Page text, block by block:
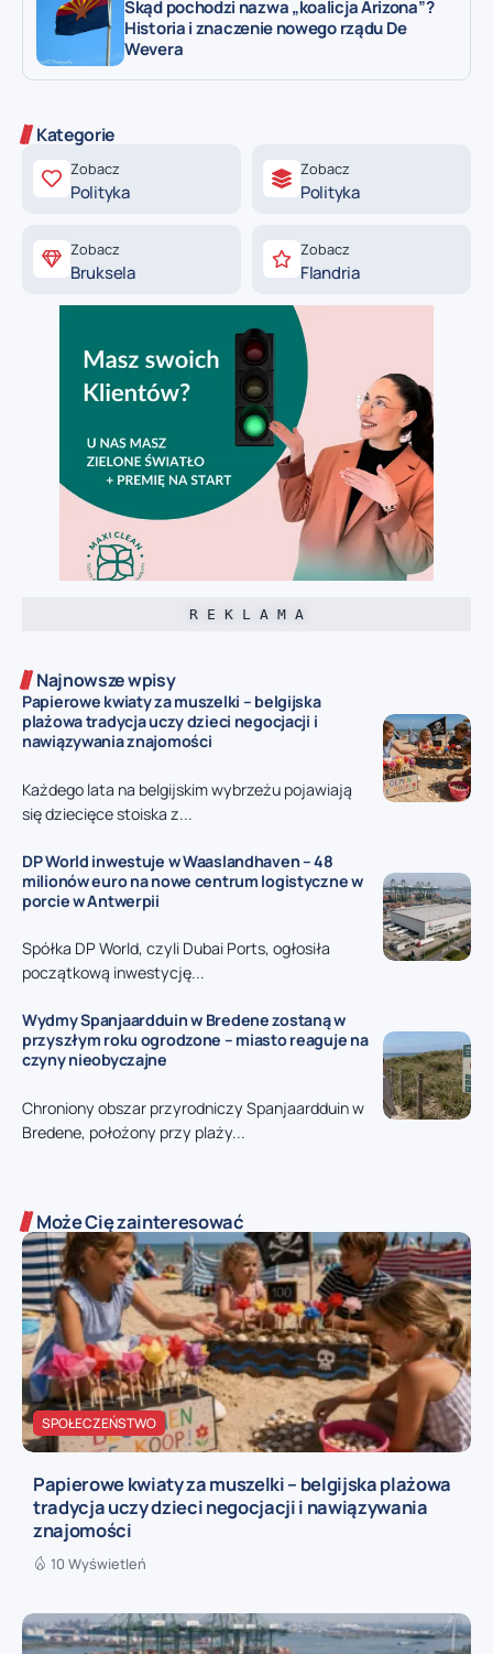
Skąd pochodzi nazwa „koalicja Arizona”?
Historia i znaczenie nowego rządu De
Wevera
Kategorie
Zobacz
Polityka
Zobacz
Polityka
Zobacz
Bruksela
Zobacz
Flandria
R E K L A M A
Najnowsze wpisy
Papierowe kwiaty za muszelki – belgijska
plażowa tradycja uczy dzieci negocjacji i
nawiązywania znajomości
Każdego lata na belgijskim wybrzeżu pojawiają
się dziecięce stoiska z...
DP World inwestuje w Waaslandhaven – 48
milionów euro na nowe centrum logistyczne w
porcie w Antwerpii
Spółka DP World, czyli Dubai Ports, ogłosiła
początkową inwestycję...
Wydmy Spanjaardduin w Bredene zostaną w
przyszłym roku ogrodzone – miasto reaguje na
czyny nieobyczajne
Chroniony obszar przyrodniczy Spanjaardduin w
Bredene, położony przy plaży...
Może Cię zainteresować
SPOŁECZEŃSTWO
Papierowe kwiaty za muszelki – belgijska plażowa
tradycja uczy dzieci negocjacji i nawiązywania
znajomości
10 Wyświetleń